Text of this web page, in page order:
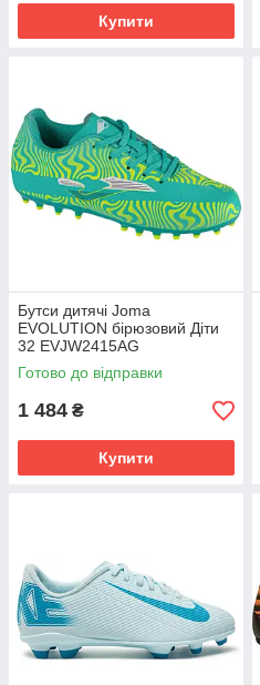
Купити
Бутси дитячі Joma
EVOLUTION бірюзовий Діти
32 EVJW2415AG
Готово до відправки
1 484 ₴
Купити